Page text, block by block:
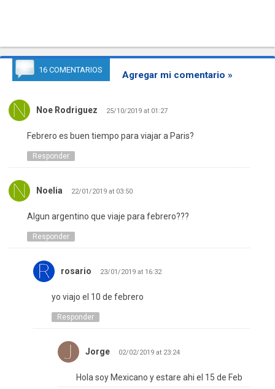
16 COMENTARIOS Agregar mi comentario »
Noe Rodriguez 25/10/2019 at 01:27
Febrero es buen tiempo para viajar a Paris?
Responder
Noelia 22/01/2019 at 03:50
Algun argentino que viaje para febrero???
Responder
rosario 23/01/2019 at 16:32
yo viajo el 10 de febrero
Responder
Jorge 02/02/2019 at 23:24
Hola soy Mexicano y estare ahi el 15 de Feb